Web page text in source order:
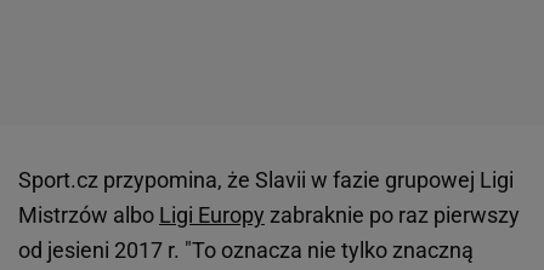
Sport.cz przypomina, że Slavii w fazie grupowej Ligi
Mistrzów albo Ligi Europy zabraknie po raz pierwszy
od jesieni 2017 r. "To oznacza nie tylko znaczną